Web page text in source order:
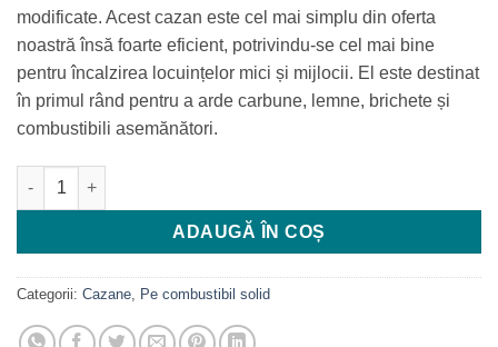
modificate. Acest cazan este cel mai simplu din oferta
noastră însă foarte eficient, potrivindu-se cel mai bine
pentru încalzirea locuințelor mici și mijlocii. El este destinat
în primul rând pentru a arde carbune, lemne, brichete și
combustibili asemănători.
Cantitate Cazan PEREKO KSW Alfa 16 kW
ADAUGĂ ÎN COȘ
Categorii: Cazane Pe combustibil solid